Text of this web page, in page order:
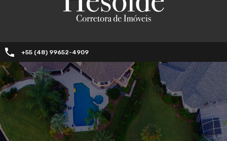
+55 (48) 99652-4909